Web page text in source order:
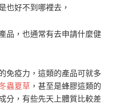
也好不到哪裡去，
品，也通常有去申請什麼健
免疫力，這類的產品可就多
蟲夏草 ，甚至是蜂膠這類的
分，有些先天上體質比較差